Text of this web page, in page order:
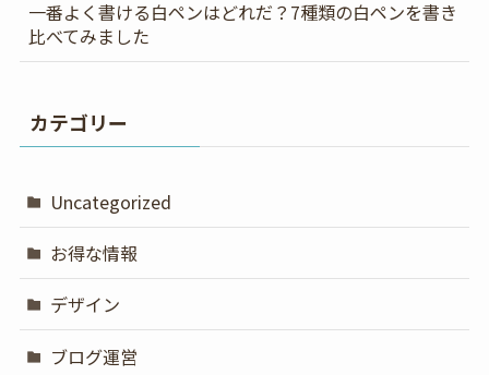
一番よく書ける白ペンはどれだ？7種類の白ペンを書き
比べてみました
カテゴリー
Uncategorized
お得な情報
デザイン
ブログ運営